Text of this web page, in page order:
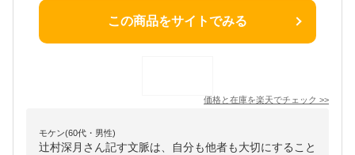
この商品をサイトでみる
価格と在庫を楽天でチェック >>
モケン(60代・男性)
辻村深月さん記す文脈は、自分も他者も大切にすること